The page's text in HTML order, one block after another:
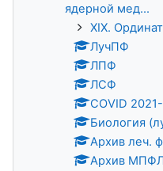
ядерной мед...
XIX.
ЛучПФ
ЛПФ
ЛСФ
COVID
Биология
Архив леч.
Архив